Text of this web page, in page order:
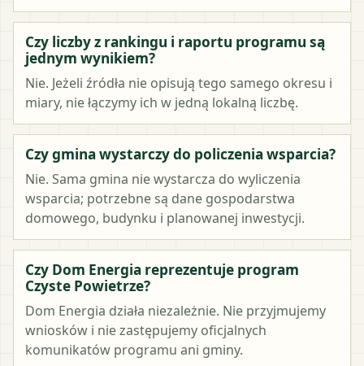
Czy liczby z rankingu i raportu programu są
jednym wynikiem?
Nie. Jeżeli źródła nie opisują tego samego okresu i
miary, nie łączymy ich w jedną lokalną liczbę.
Czy gmina wystarczy do policzenia wsparcia?
Nie. Sama gmina nie wystarcza do wyliczenia
wsparcia; potrzebne są dane gospodarstwa
domowego, budynku i planowanej inwestycji.
Czy Dom Energia reprezentuje program
Czyste Powietrze?
Dom Energia działa niezależnie. Nie przyjmujemy
wniosków i nie zastępujemy oficjalnych
komunikatów programu ani gminy.